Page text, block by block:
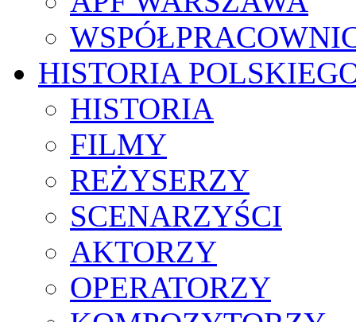
HISTORIA
HISTORIA
FILMY
REŻYSERZY
SCENARZYŚCI
AKTORZY
OPERATORZY